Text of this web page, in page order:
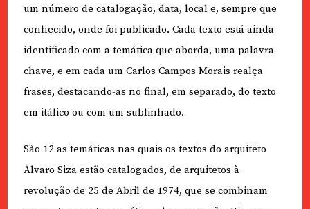
um número de catalogação, data, local e, sempre que
conhecido, onde foi publicado. Cada texto está ainda
identificado com a temática que aborda, uma palavra
chave, e em cada um Carlos Campos Morais realça
frases, destacando-as no final, em separado, do texto
em itálico ou com um sublinhado.
São 12 as temáticas nas quais os textos do arquiteto
Álvaro Siza estão catalogados, de arquitetos à
revolução de 25 de Abril de 1974, que se combinam